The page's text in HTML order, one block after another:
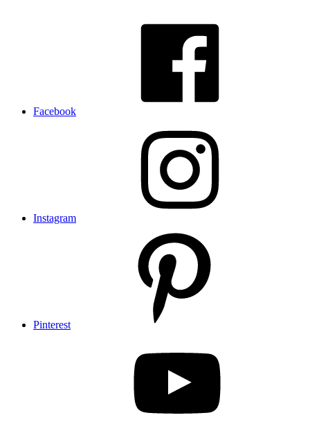
Facebook
Instagram
Pinterest